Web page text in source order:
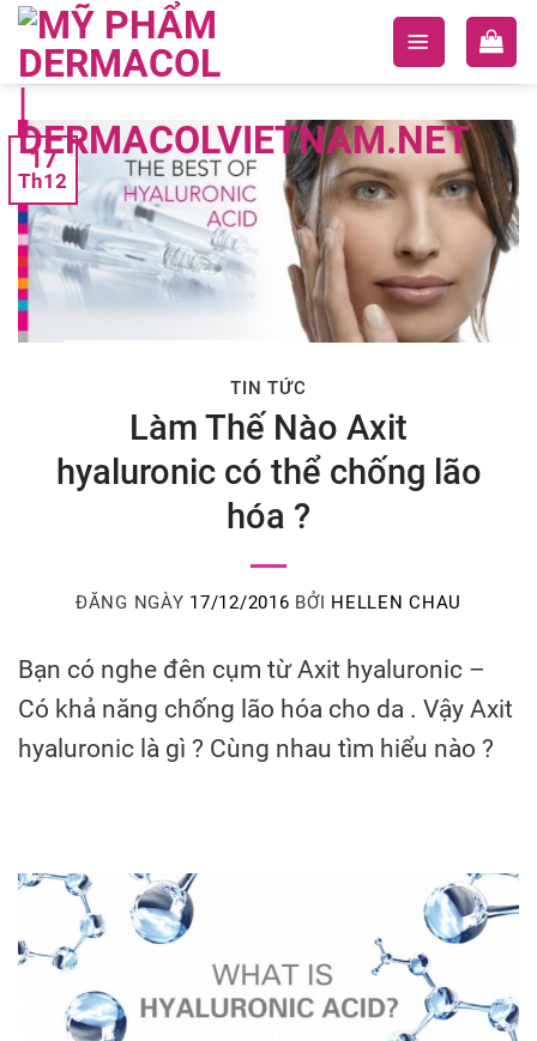
Skip
to
17
Th12
TIN TỨC
Làm Thế Nào Axit
hyaluronic có thể chống lão
hóa ?
ĐĂNG NGÀY 17/12/2016 BỞI HELLEN CHAU
Bạn có nghe đên cụm từ Axit hyaluronic –
Có khả năng chống lão hóa cho da . Vậy Axit
hyaluronic là gì ? Cùng nhau tìm hiểu nào ?